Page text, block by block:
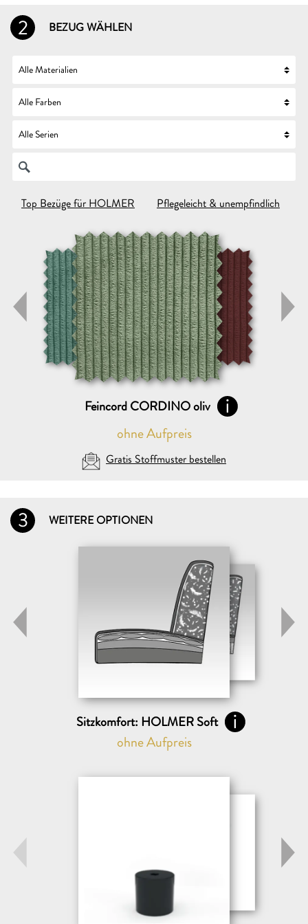
2 BEZUG WÄHLEN
Top Bezüge für HOLMER Pflegeleicht & unempfindlich
Feincord CORDINO oliv
ohne Aufpreis
Gratis Stoffmuster bestellen
DEINE AUSWAHL (max. 5)
Wohin dürfen wir die Muster schicken?
3 WEITERE OPTIONEN
Sitzkomfort: HOLMER Soft
ohne Aufpreis